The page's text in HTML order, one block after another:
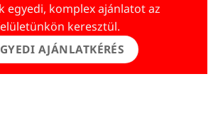
egyedi, komplex ajánlatot az
keresztül.
AJÁNLATKÉRÉS